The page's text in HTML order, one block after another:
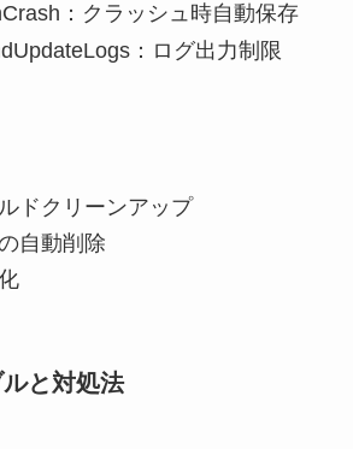
：クラッシュ時自動保存
：ログ出力制限
ドクリーンアップ
自動削除
と対処法